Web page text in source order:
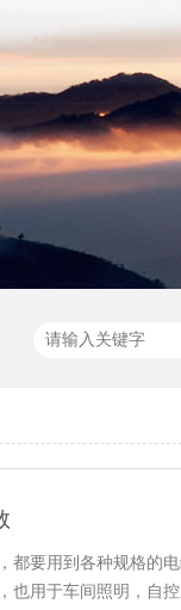
都要用到各种规格的
也用于车间照明，自